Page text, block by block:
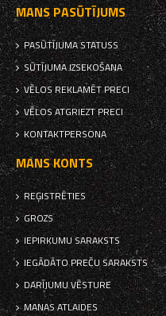
MANS PASŪTĪJUMS
PASŪTĪJUMA STATUSS
SŪTĪJUMA IZSEKOŠANA
VĒLOS REKLAMĒT PRECI
VĒLOS ATGRIEZT PRECI
KONTAKTPERSONA
MANS KONTS
REĢISTRĒTIES
GROZS
IEPIRKUMU SARAKSTS
IEGĀDĀTO PREČU SARAKSTS
DARĪJUMU VĒSTURE
MANAS ATLAIDES